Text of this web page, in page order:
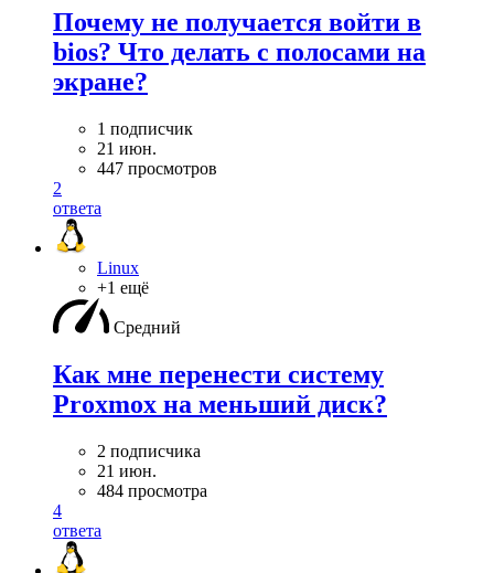
Почему не получается войти в
bios? Что делать с полосами на
экране?
1 подписчик
21 июн.
447 просмотров
2
ответа
Linux
+1 ещё
Средний
Как мне перенести систему
Proxmox на меньший диск?
2 подписчика
21 июн.
484 просмотра
4
ответа